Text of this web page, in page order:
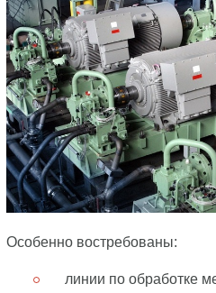
Особенно востребованы:
линии по обработке